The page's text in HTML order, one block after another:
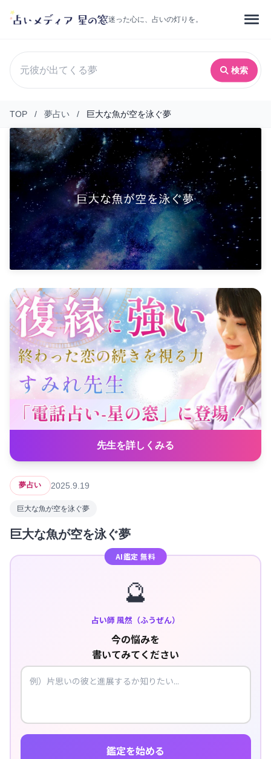
迷った心に、占いの灯りを。
検索
TOP / 夢占い / 巨大な魚が空を泳ぐ夢
先生を詳しくみる
夢占い 2025.9.19
巨大な魚が空を泳ぐ夢
巨大な魚が空を泳ぐ夢
AI鑑定 無料
🔮
占い師 風然（ふうぜん）
今の悩みを
書いてみてください
鑑定を始める